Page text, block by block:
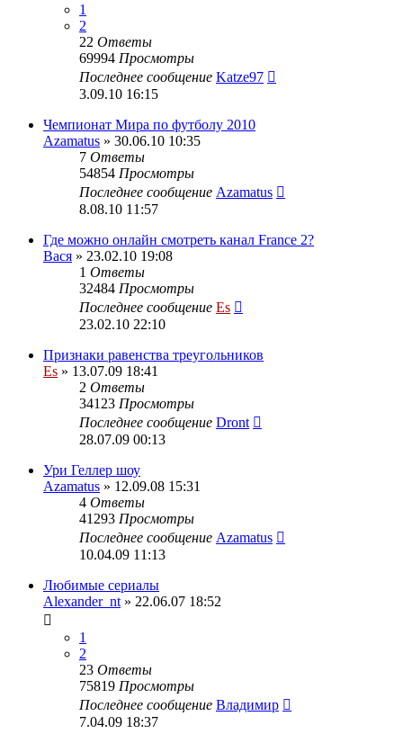
1
2
22 Ответы
69994 Просмотры
Последнее сообщение Katze97
3.09.10 16:15
Чемпионат Мира по футболу 2010
Azamatus » 30.06.10 10:35
7 Ответы
54854 Просмотры
Последнее сообщение Azamatus
8.08.10 11:57
Где можно онлайн смотреть канал France 2?
Вася » 23.02.10 19:08
1 Ответы
32484 Просмотры
Последнее сообщение Es
23.02.10 22:10
Признаки равенства треугольников
Es » 13.07.09 18:41
2 Ответы
34123 Просмотры
Последнее сообщение Dront
28.07.09 00:13
Ури Геллер шоу
Azamatus » 12.09.08 15:31
4 Ответы
41293 Просмотры
Последнее сообщение Azamatus
10.04.09 11:13
Любимые сериалы
Alexander_nt » 22.06.07 18:52
1
2
23 Ответы
75819 Просмотры
Последнее сообщение Владимир
7.04.09 18:37